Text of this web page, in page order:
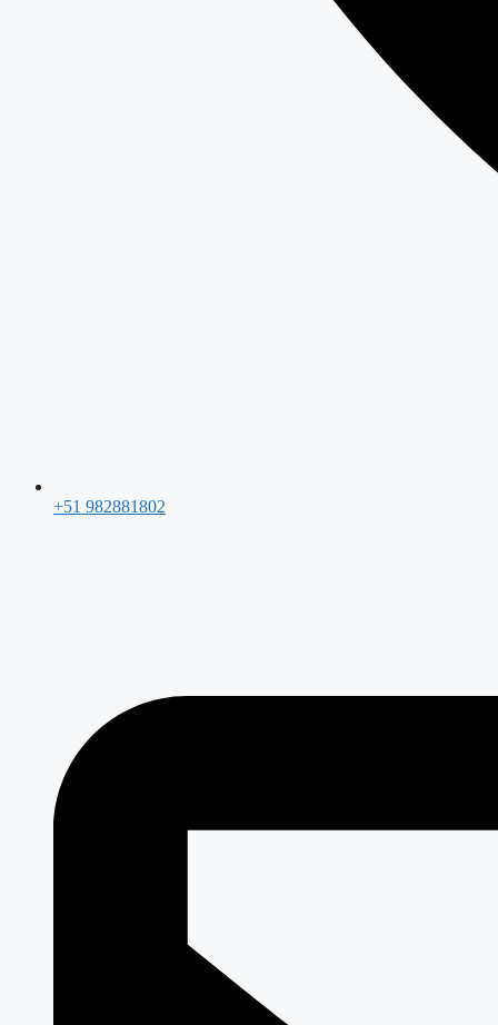
+51 982881802